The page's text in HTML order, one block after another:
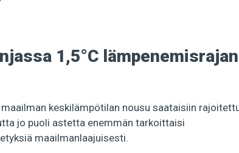
1,5°C lämpenemisrajan
keskilämpötilan nousu saataisiin
jo puoli astetta enemmän tarkoittaisi
maailmanlaajuisesti.